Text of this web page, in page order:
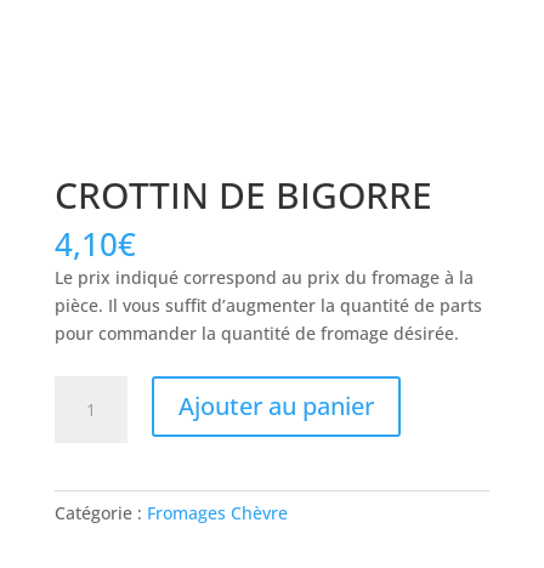
CROTTIN DE BIGORRE
4,10€
Le prix indiqué correspond au prix du fromage à la
pièce. Il vous suffit d’augmenter la quantité de parts
pour commander la quantité de fromage désirée.
BIGORRE
Ajouter au panier
Catégorie : Fromages Chèvre